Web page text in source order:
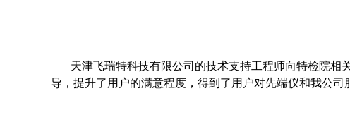
天津飞瑞特科技有限公司的技术支持工程师向特检院
导，提升了用户的满意程度，得到了用户对先端仪和我公司